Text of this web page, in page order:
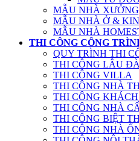
MẪU NHÀ
MẪU NHÀ Ở &
MẪU NHÀ
THI CÔNG CÔNG
QUY TRÌNH THI
THI CÔNG LÂU
THI CÔNG VILLA
THI CÔNG NHÀ
THI CÔNG
THI CÔNG NHÀ
THI CÔNG BIỆT
THI CÔNG NHÀ